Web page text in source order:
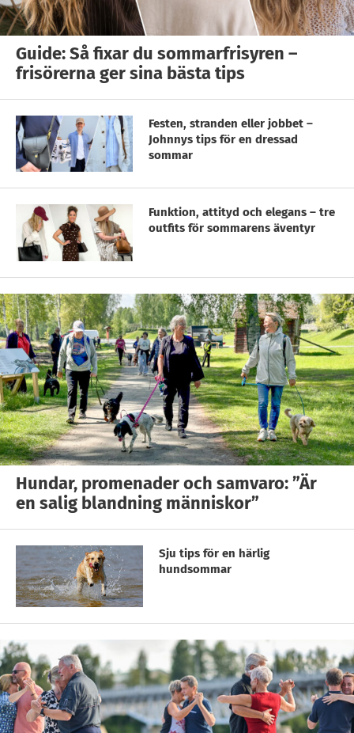
Guide: Så fixar du sommarfrisyren –
frisörerna ger sina bästa tips
Festen, stranden eller jobbet –
Johnnys tips för en dressad
sommar
Funktion, attityd och elegans – tre
outfits för sommarens äventyr
Hundar, promenader och samvaro: ”Är
en salig blandning människor”
Sju tips för en härlig
hundsommar